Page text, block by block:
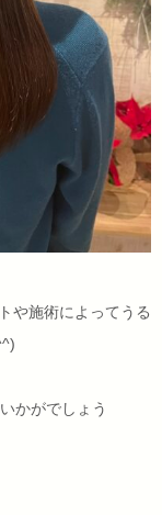
や施術によってうる
かがでしょう